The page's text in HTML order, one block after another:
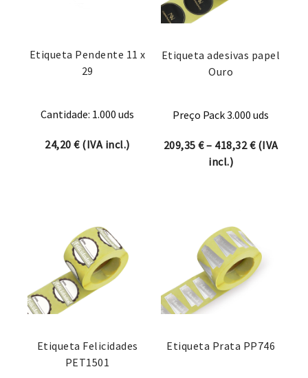
Etiqueta Pendente 11 x
29
Cantidade: 1.000 uds
24,20€(IVA incl.)
Etiqueta adesivas papel
Ouro
Preço Pack 3.000 uds
209,35 €– 418,32€Price
(IVA
incl.)
Etiqueta Felicidades
PET1501
Etiqueta Prata PP746